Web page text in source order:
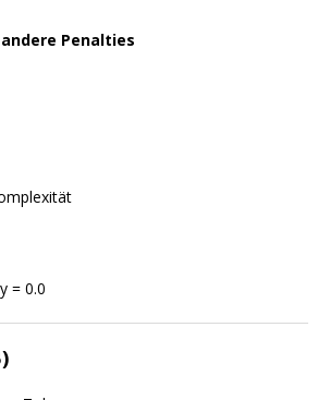
Penalties
= 0.0